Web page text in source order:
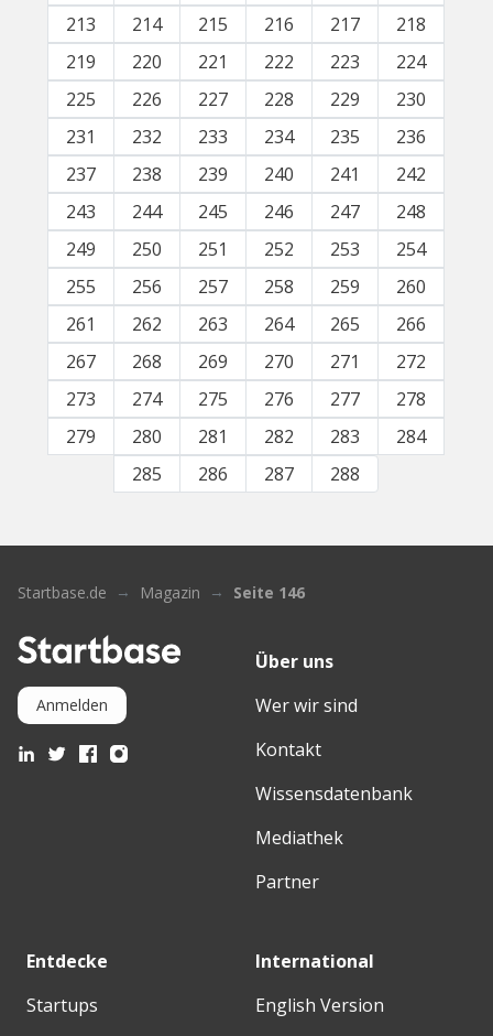
213
214 215 216 217
218
219
220 221 222 223
224
225
226 227 228 229
230
231
232 233 234 235
236
237
238 239 240 241
242
243
244 245 246 247
248
249
250 251 252 253
254
255
256 257 258 259
260
261
262 263 264 265
266
267
268 269 270 271
272
273
274 275 276 277
278
279
280 281 282 283
284
285
286 287 288
Startbase.de Magazin Seite 146
Anmelden
Über uns
Wer wir sind
Kontakt
Wissensdatenbank
Mediathek
Partner
Entdecke
Startups
International
English Version